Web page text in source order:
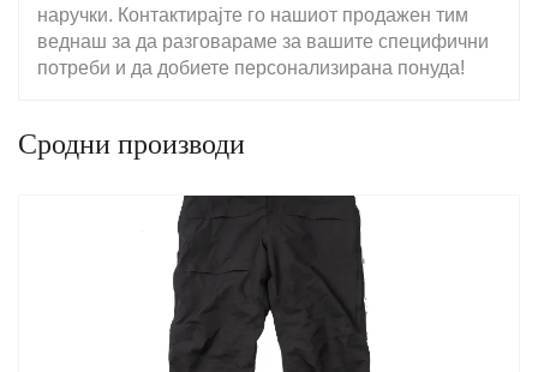
наручки. Контактирајте го нашиот продажен тим
веднаш за да разговараме за вашите специфични
потреби и да добиете персонализирана понуда!
Сродни производи